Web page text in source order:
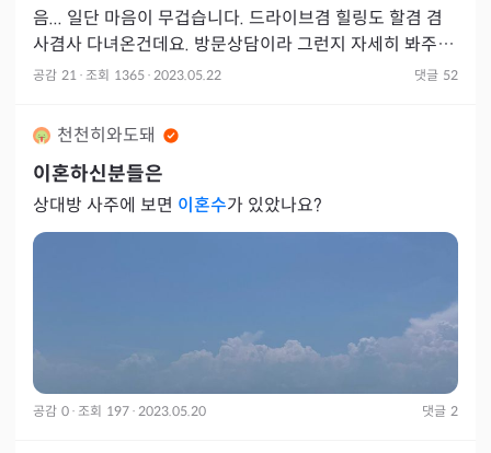
음... 일단 마음이 무겁습니다. 드라이브겸 힐링도 할겸 겸
사겸사 다녀온건데요. 방문상담이라 그런지 자세히 봐주시
고 내용 다 적어서 주시고 이런 부분은 참 좋았어요. 제가
공감 21 · 조회 1365 · 2023.05.22 댓글 52
천천히와도돼
이혼하신분들은
상대방 사주에 보면 이혼수가 있았나요?
공감 0 · 조회 197 · 2023.05.20 댓글 2